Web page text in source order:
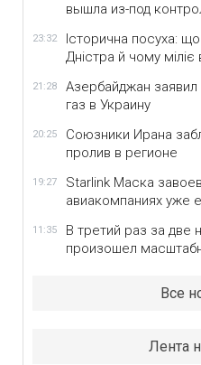
вышла из-под
23:32
Історична посуха:
Дністра й чому
21:28
Азербайджан заявил
газ в Украину
20:25
Союзники Ирана
пролив в регионе
19:27
Starlink Маска
авиакомпаниях уже
11:35
В третий раз за две
произошел
Все
Лента